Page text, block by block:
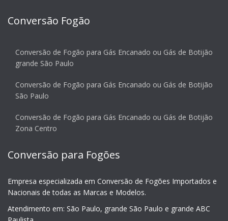
Conversão Fogão
Conversão de Fogão para Gás Encanado ou Gás de Botijão
grande São Paulo
Conversão de Fogão para Gás Encanado ou Gás de Botijão
São Paulo
Conversão de Fogão para Gás Encanado ou Gás de Botijão
Zona Centro
Conversão para Fogões
Empresa especializada em Conversão de Fogões Importados e
Nacionais de todas as Marcas e Modelos.
Atendimento em: São Paulo, grande São Paulo e grande ABC